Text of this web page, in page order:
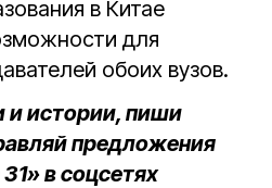
в Китае
для
обоих вузов.
и истории, пиши
предложения
в соцсетях